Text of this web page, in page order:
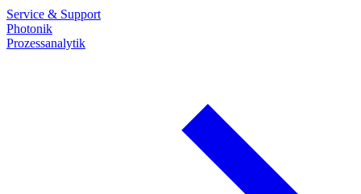
Service & Support
Photonik
Prozessanalytik